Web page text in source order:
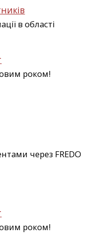
в області
роком!
через FREDO
роком!